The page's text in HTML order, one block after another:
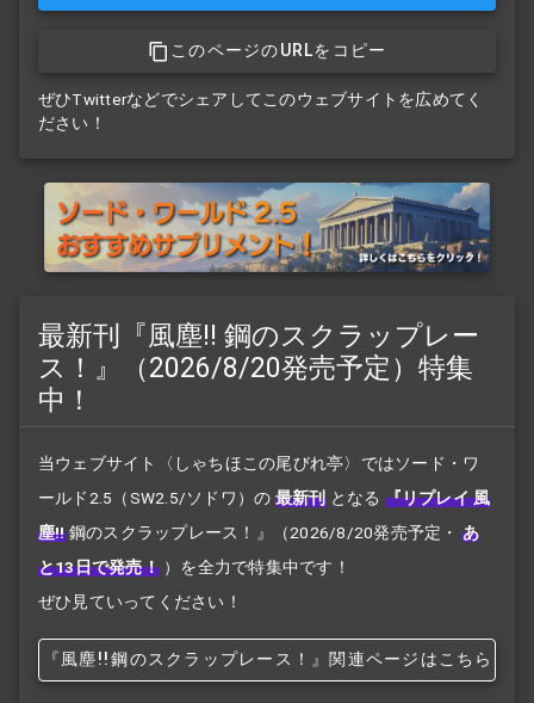
このページのURLをコピー
ぜひTwitterなどでシェアしてこのウェブサイトを広めてく
ださい！
最新刊『風塵!! 鋼のスクラップレー
ス！』（2026/8/20発売予定）特集
中！
当ウェブサイト〈しゃちほこの尾びれ亭〉ではソード・ワ
ールド2.5（SW2.5/ソドワ）の 最新刊 となる 『リプレイ 風
塵!! 鋼のスクラップレース！』 （2026/8/20発売予定・ あ
と13日で発売！ ）を全力で特集中です！
ぜひ見ていってください！
『風塵!! 鋼のスクラップレース！』関連ページはこちら